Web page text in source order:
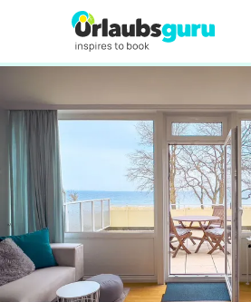
Ausstattung Bewertungen